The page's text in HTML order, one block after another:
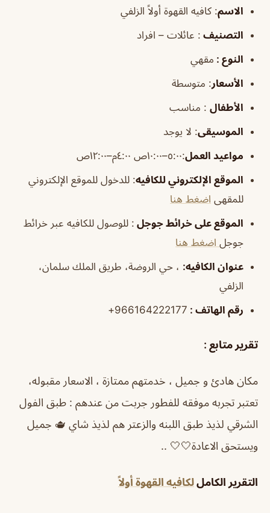
الاسم: كافيه القهوة أولاً الزلفي
التصنيف : عائلات – افراد
النوع : مقهي
الأسعار: متوسطة
الأطفال : مناسب
الموسيقى: لا يوجد
مواعيد العمل:٥:٠٠–١٠:٠٠ص ٤:٠٠م–١٢:٠٠ص
الموقع الإلكتروني للكافيه: للدخول للموقع الإلكتروني
للمقهى اضغط هنا
الموقع على خرائط جوجل : للوصول للكافيه عبر خرائط
جوجل اضغط هنا
عنوان الكافيه: ، حي الروضة، طريق الملك سلمان،
الزلفي
رقم الهاتف : 966164222177+
تقرير متابع :
مكان هادئ و جميل ، خدمتهم ممتازة ، الاسعار مقبوله،
تعتبر تجربه موفقه للفطور جربت من عندهم : طبق الفول
الشرقي لذيذ طبق اللبنه والزعتر هم لذيذ شاي 🫖 جميل
ويستحق الاعادة🤍🤍 ..
التقرير الكامللكافيه القهوة أولاً